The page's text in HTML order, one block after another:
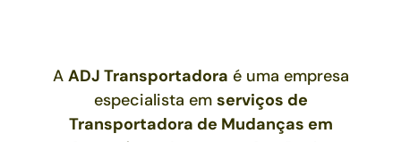
A ADJ Transportadora é uma empresa
especialista em serviços de
Transportadora de Mudanças em